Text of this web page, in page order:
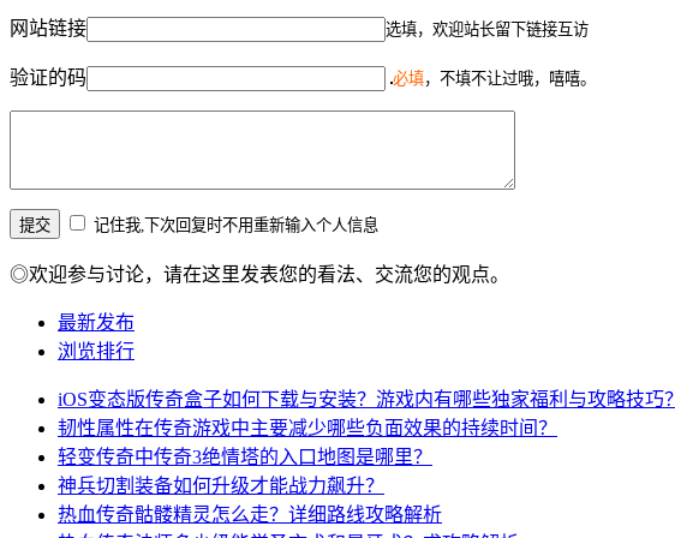
网站链接 选填，欢迎站长留下链接互访
验证的码 必填，不填不让过哦，嘻嘻。
记住我,下次回复时不用重新输入个人信息
◎欢迎参与讨论，请在这里发表您的看法、交流您的观点。
最新发布
浏览排行
iOS变态版传奇盒子如何下载与安装？游戏内有哪些独家福利与攻略技巧？
韧性属性在传奇游戏中主要减少哪些负面效果的持续时间？
轻变传奇中传奇3绝情塔的入口地图是哪里？
神兵切割装备如何升级才能战力飙升？
热血传奇骷髅精灵怎么走？详细路线攻略解析